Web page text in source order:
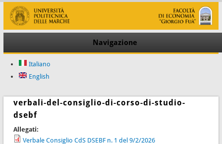
Navigazione
Italiano
English
verbali-del-consiglio-di-corso-di-studio-
dsebf
Allegati:
Verbale Consiglio CdS DSEBF n. 1 del 9/2/2026